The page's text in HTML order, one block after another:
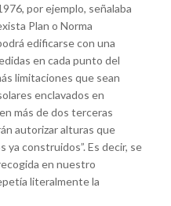
por ejemplo, señalaba
Plan o Norma
edificarse con una
en cada punto del
limitaciones que sean
enclavados en
más de dos terceras
autorizar alturas que
ya construidos”. Es decir, se
en nuestro
literalmente la